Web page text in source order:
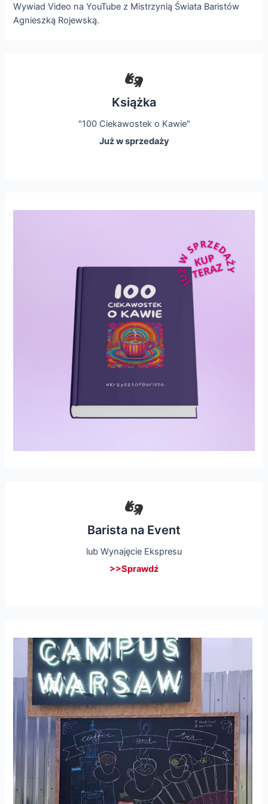
Wywiad Video na YouTube z Mistrzynią Świata Baristów
Agnieszką Rojewską.
Książka
"100 Ciekawostek o Kawie"
Już w sprzedaży
Barista na Event
lub Wynajęcie Ekspresu
>>Sprawdź